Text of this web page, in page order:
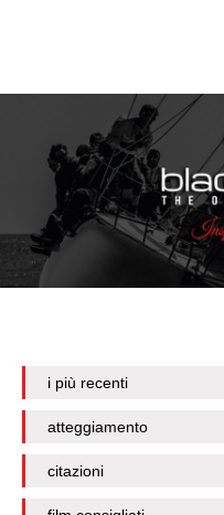
i più recenti
atteggiamento
citazioni